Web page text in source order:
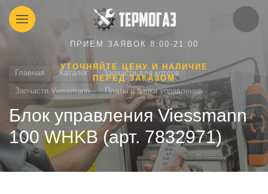
ПРИЕМ ЗАЯВОК 8:00-21:00
УТОЧНЯЙТЕ ЦЕНУ И НАЛИЧИЕ
ПЕРЕД ЗАКАЗОМ
Главная Каталог
Запчасти для котлов
Запчасти Viessmann
Платы и блоки управления
Блок управления Viessmann
100 WHKB (арт. 7832971)